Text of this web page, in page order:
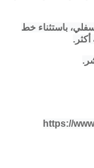
باستثناء خط
أكثر.
https://